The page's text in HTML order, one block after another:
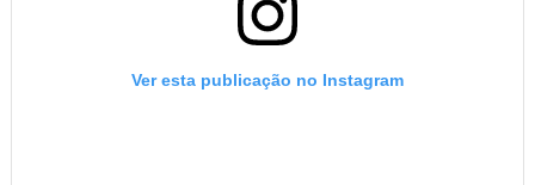
Ver esta publicação no Instagram